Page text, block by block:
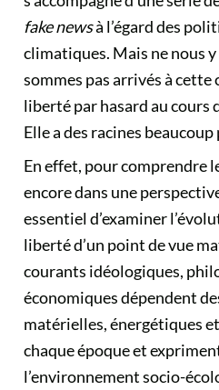
fake newsà l’égard des
climatiques. Mais ne nous
sommes pas arrivés à
liberté par hasard au cours
Elle a des racines
En effet, pour comprendre
encore dans une
essentiel d’examiner
liberté d’un point de vue
courants idéologiques,
économiques dépendent
matérielles, énergétiques
chaque époque et
l’environnement socio-